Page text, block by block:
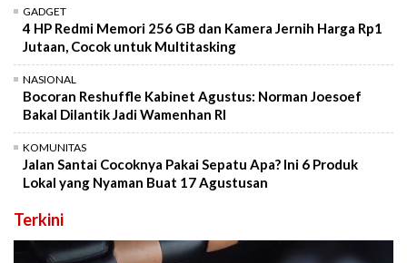
GADGET
4 HP Redmi Memori 256 GB dan Kamera Jernih Harga Rp1
Jutaan, Cocok untuk Multitasking
NASIONAL
Bocoran Reshuffle Kabinet Agustus: Norman Joesoef
Bakal Dilantik Jadi Wamenhan RI
KOMUNITAS
Jalan Santai Cocoknya Pakai Sepatu Apa? Ini 6 Produk
Lokal yang Nyaman Buat 17 Agustusan
Terkini